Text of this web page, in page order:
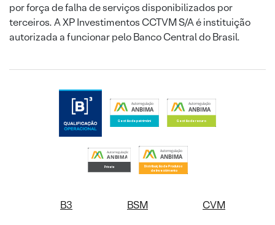
por força de falha de serviços disponibilizados por
terceiros. A XP Investimentos CCTVM S/A é instituição
autorizada a funcionar pelo Banco Central do Brasil.
B3 BSM
CVM